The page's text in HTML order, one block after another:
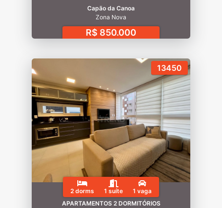
Capão da Canoa
Zona Nova
R$ 850.000
13450
2 dorms 1 suíte
1 vaga
APARTAMENTOS 2 DORMITÓRIOS